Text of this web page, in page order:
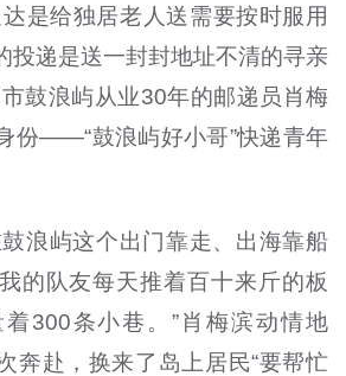
是给独居老人送需要按时服用
投递是送一封封地址不清的寻亲
鼓浪屿从业30年的邮递员肖梅
份——“鼓浪屿好小哥”快递青年
浪屿这个出门靠走、出海靠船
的队友每天推着百十来斤的板
300条小巷。”肖梅滨动情地
奔赴，换来了岛上居民“要帮忙